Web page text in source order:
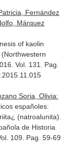
Fernández
Márquez
of kaolin
Vol. 131. Pag.
Soria, Olivia:
españoles:
(natroalunita).
de Historia
109. Pag. 59-69